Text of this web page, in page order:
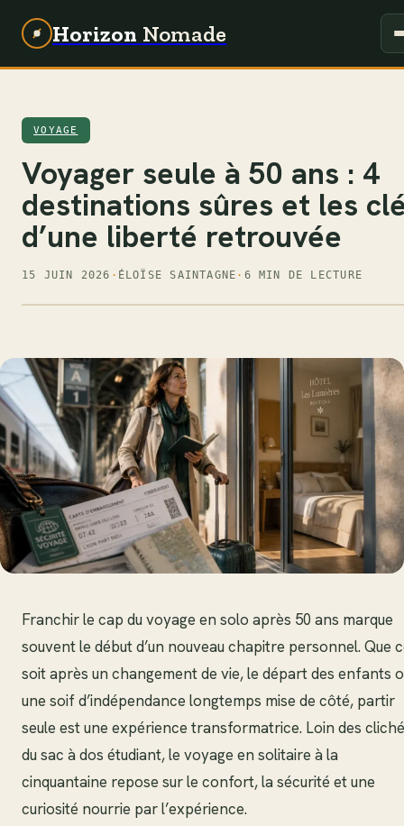
Horizon Nomade
VOYAGE
Voyager seule à 50 ans : 4
destinations sûres et les
d’une liberté retrouvée
15 JUIN 2026 · ÉLOÏSE SAINTAGNE · 6 MIN DE LECTURE
Franchir le cap du voyage en solo après 50 ans marque
souvent le début d’un nouveau chapitre personnel. Que
soit après un changement de vie, le départ des enfants
une soif d’indépendance longtemps mise de côté, partir
seule est une expérience transformatrice. Loin des
du sac à dos étudiant, le voyage en solitaire à la
cinquantaine repose sur le confort, la sécurité et une
curiosité nourrie par l’expérience.